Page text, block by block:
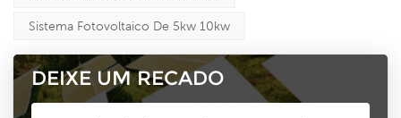
Sistema Fotovoltaico De 5kw 10kw
DEIXE UM RECADO